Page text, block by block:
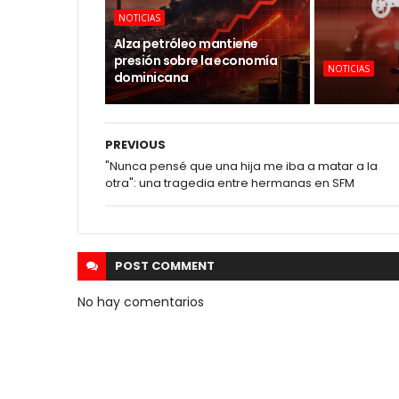
NOTICIAS
Alza petróleo mantiene
presión sobre la economía
dominicana
NOTICIAS
PREVIOUS
"Nunca pensé que una hija me iba a matar a la
otra": una tragedia entre hermanas en SFM
POST COMMENT
No hay comentarios